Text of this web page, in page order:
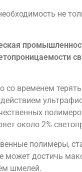
не
со временем
около 2%
полимеры,
может достичь
шмелей.